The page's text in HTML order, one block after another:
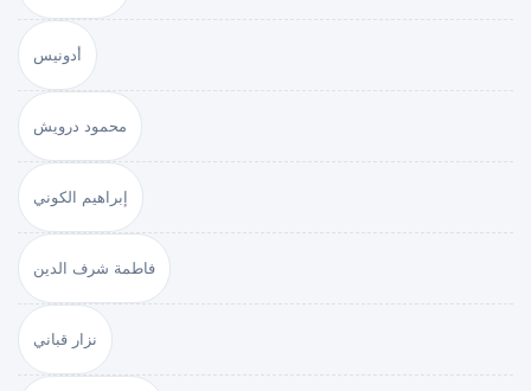
أدونيس
محمود درويش
إبراهيم الكوني
فاطمة شرف الدين
نزار قباني